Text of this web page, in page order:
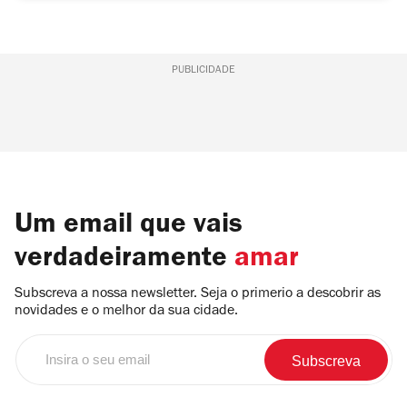
PUBLICIDADE
Um email que vais
verdadeiramente amar
Subscreva a nossa newsletter. Seja o primerio a descobrir as
novidades e o melhor da sua cidade.